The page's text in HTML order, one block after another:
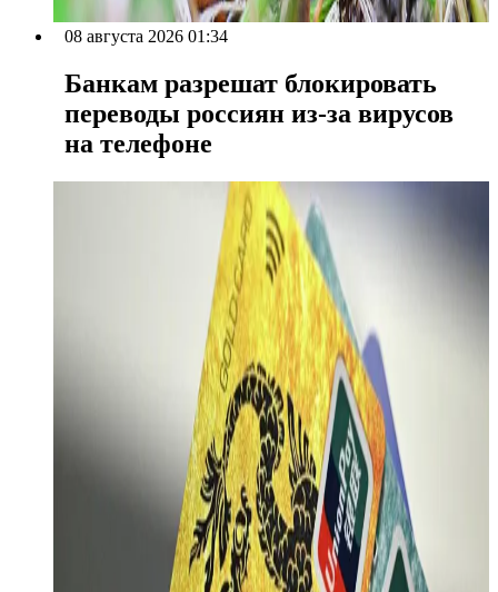
08 августа 2026 01:34
Банкам разрешат блокировать
переводы россиян из-за вирусов
на телефоне